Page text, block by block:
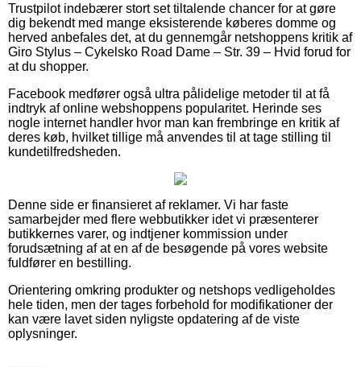
Trustpilot indebærer stort set tiltalende chancer for at gøre
dig bekendt med mange eksisterende køberes domme og
herved anbefales det, at du gennemgår netshoppens kritik af
Giro Stylus – Cykelsko Road Dame – Str. 39 – Hvid forud for
at du shopper.
Facebook medfører også ultra pålidelige metoder til at få
indtryk af online webshoppens popularitet. Herinde ses
nogle internet handler hvor man kan frembringe en kritik af
deres køb, hvilket tillige må anvendes til at tage stilling til
kundetilfredsheden.
Denne side er finansieret af reklamer. Vi har faste
samarbejder med flere webbutikker idet vi præsenterer
butikkernes varer, og indtjener kommission under
forudsætning af at en af de besøgende på vores website
fuldfører en bestilling.
Orientering omkring produkter og netshops vedligeholdes
hele tiden, men der tages forbehold for modifikationer der
kan være lavet siden nyligste opdatering af de viste
oplysninger.